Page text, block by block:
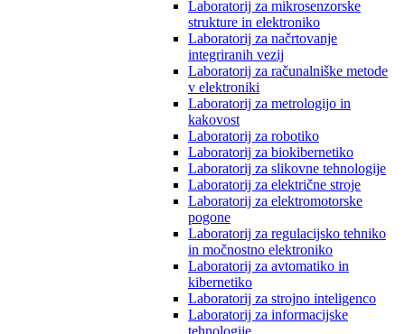
Laboratorij za mikrosenzorske
strukture in elektroniko
Laboratorij za načrtovanje
integriranih vezij
Laboratorij za računalniške metode
v elektroniki
Laboratorij za metrologijo in
kakovost
Laboratorij za robotiko
Laboratorij za biokibernetiko
Laboratorij za slikovne tehnologije
Laboratorij za električne stroje
Laboratorij za elektromotorske
pogone
Laboratorij za regulacijsko tehniko
in močnostno elektroniko
Laboratorij za avtomatiko in
kibernetiko
Laboratorij za strojno inteligenco
Laboratorij za informacijske
tehnologije